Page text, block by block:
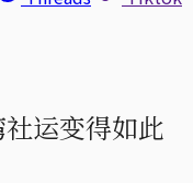
运变得如此